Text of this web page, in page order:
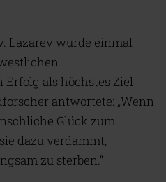
Lazarev wurde einmal
Erfolg als höchstes Ziel
antwortete: „Wenn
Glück zum
dazu verdammt,
zu sterben.“